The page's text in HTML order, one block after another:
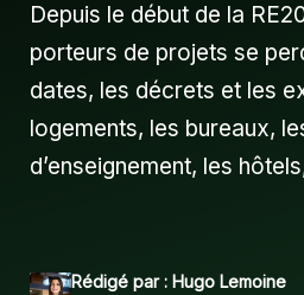
Depuis le début de la
porteurs de projets se
dates, les décrets et les
logements, les bureaux,
d’enseignement, les
Rédigé par : Hugo Lemoine